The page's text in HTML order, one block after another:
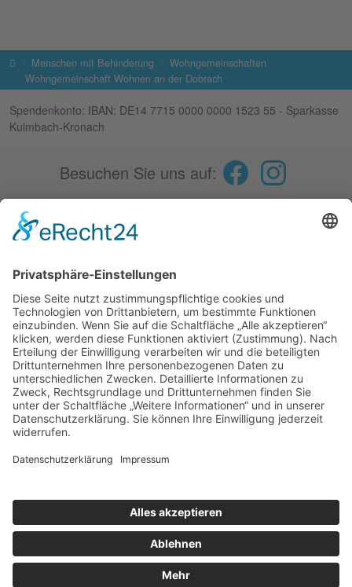
Startseite
Menschen mit Behinderung
Wohngemeinschaften
Wohngemeinschaft Wohnen an der Dobrach
Spendenkonto: IBAN: DE14 7715 0000 0000 1523 55 - Sparkasse
Kulmbach-Kronach
Besuchen Sie uns auf:
Fokus
Aktuelles
Essen auf Rädern
Service
Kontakt
Karriere
Diakonie Verbund Kulmbach
Geschwister-Gummi-Stiftung
Menüfaktur